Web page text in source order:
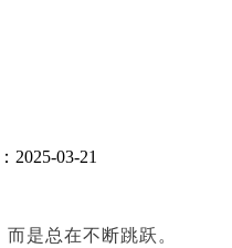
2025-03-21
是总在不断跳跃。